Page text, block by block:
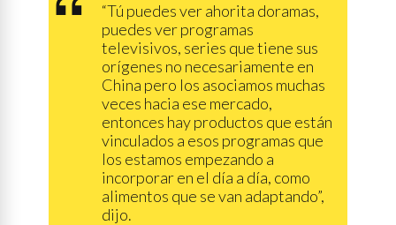
“Tú puedes ver ahorita doramas,
puedes ver programas
televisivos, series que tiene sus
orígenes no necesariamente en
China pero los asociamos muchas
veces hacia ese mercado,
entonces hay productos que están
vinculados a esos programas que
los estamos empezando a
incorporar en el día a día, como
alimentos que se van adaptando”,
dijo.